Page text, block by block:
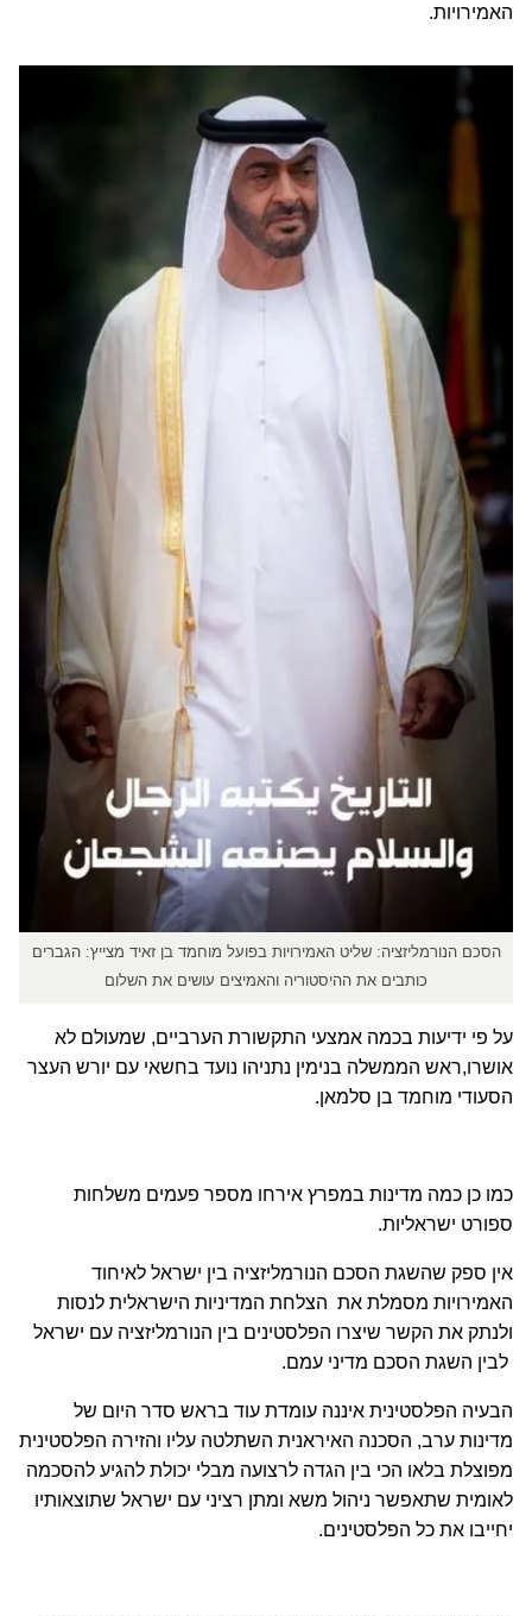
האמירויות.
הסכם הנורמליזציה: שליט האמירויות בפועל מוחמד בן זאיד מצייץ: הגברים
כותבים את ההיסטוריה והאמיצים עושים את השלום
על פי ידיעות בכמה אמצעי התקשורת הערביים, שמעולם לא
אושרו,ראש הממשלה בנימין נתניהו נועד בחשאי עם יורש העצר
הסעודי מוחמד בן סלמאן.
כמו כן כמה מדינות במפרץ אירחו מספר פעמים משלחות
ספורט ישראליות.
אין ספק שהשגת הסכם הנורמליזציה בין ישראל לאיחוד
האמירויות מסמלת את הצלחת המדיניות הישראלית לנסות
ולנתק את הקשר שיצרו הפלסטינים בין הנורמליזציה עם ישראל
לבין השגת הסכם מדיני עמם.
הבעיה הפלסטינית איננה עומדת עוד בראש סדר היום של
מדינות ערב, הסכנה האיראנית השתלטה עליו והזירה הפלסטינית
מפוצלת בלאו הכי בין הגדה לרצועה מבלי יכולת להגיע להסכמה
לאומית שתאפשר ניהול משא ומתן רציני עם ישראל שתוצאותיו
יחייבו את כל הפלסטינים.